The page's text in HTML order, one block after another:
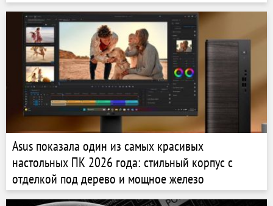
Asus показала один из самых красивых
настольных ПК 2026 года: стильный корпус с
отделкой под дерево и мощное железо